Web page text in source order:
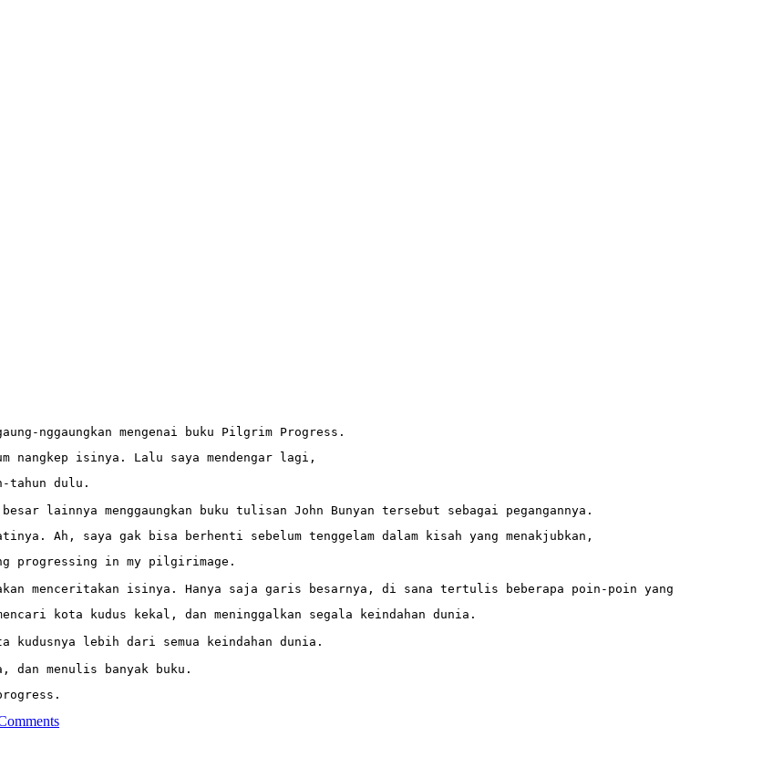
nggaungkan mengenai buku Pilgrim Progress.
nangkep isinya. Lalu saya mendengar lagi,
tahun dulu.
lainnya menggaungkan buku tulisan John Bunyan tersebut sebagai pegangannya.
Ah, saya gak bisa berhenti sebelum tenggelam dalam kisah yang menakjubkan,
progressing in my pilgirimage.
menceritakan isinya. Hanya saja garis besarnya, di sana tertulis beberapa poin-poin yang
kota kudus kekal, dan meninggalkan segala keindahan dunia.
kudusnya lebih dari semua keindahan dunia.
dan menulis banyak buku.